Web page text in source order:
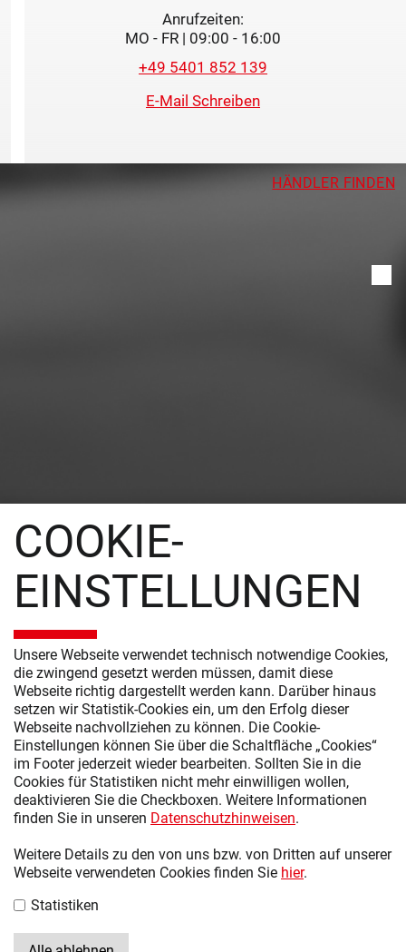
Anrufzeiten:
MO - FR | 09:00 - 16:00
+49 5401 852 139
E-Mail Schreiben
HÄNDLER FINDEN
PRODUKTE
SCHLAFZIMMER MODERN
SCHLAFZIMMER KLASSISCH
SCHRANKSYSTEME
KOMMODEN UND NACHTSCHRÄNKE
ZUBEHÖR
WEITERE LINKS
ÜBER UNS
KARRIERE
IMPRESSUM
DATENSCHUTZ
UMSETZUNGSPLAN GEMÄSS ENEFG
COOKIE-
EINSTELLUNGEN
Unsere Webseite verwendet technisch notwendige Cookies,
die zwingend gesetzt werden müssen, damit diese
Webseite richtig dargestellt werden kann. Darüber hinaus
setzen wir Statistik-Cookies ein, um den Erfolg dieser
Webseite nachvollziehen zu können. Die Cookie-
Einstellungen können Sie über die Schaltfläche „Cookies“
im Footer jederzeit wieder bearbeiten. Sollten Sie in die
Cookies für Statistiken nicht mehr einwilligen wollen,
deaktivieren Sie die Checkboxen. Weitere Informationen
finden Sie in unseren Datenschutzhinweisen.
Weitere Details zu den von uns bzw. von Dritten auf unserer
Webseite verwendeten Cookies finden Sie hier.
Statistiken